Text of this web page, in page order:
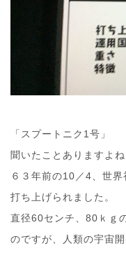
「スプートニク1号」
聞いたことありますよね
６３年前の10／4、世
打ち上げられました。
直径60センチ、80ｋｇ
のですが、人類の宇宙